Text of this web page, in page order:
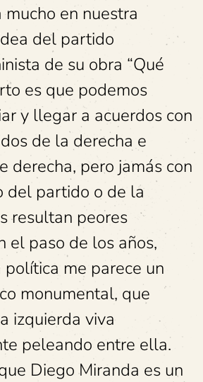
en nuestra
del partido
de su obra “Qué
es que podemos
y llegar a acuerdos con
de la derecha e
derecha, pero jamás con
del partido o de la
resultan peores
el paso de los años,
me parece un
monumental, que
izquierda viva
peleando entre ella.
Diego Miranda es un